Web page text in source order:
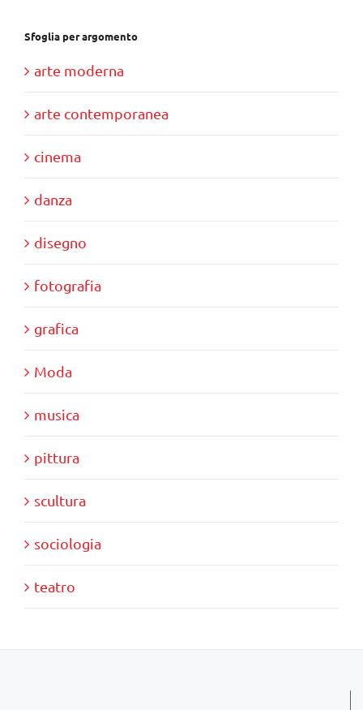
Sfoglia per argomento
arte moderna
arte contemporanea
cinema
danza
disegno
fotografia
grafica
Moda
musica
pittura
scultura
sociologia
teatro